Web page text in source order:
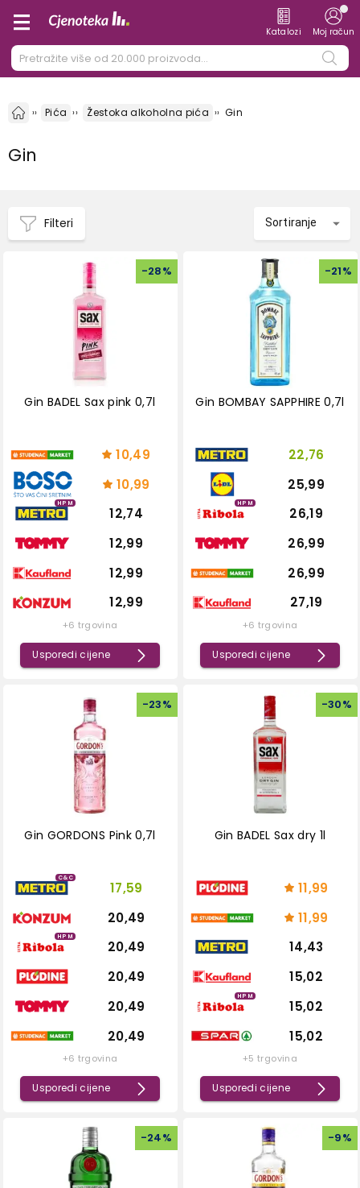
Katalozi Moj račun
Pića Žestoka alkoholna pića Gin
Gin
Filteri Sortiranje
-28%
Gin BADEL Sax pink 0,7l
10,49
10,99
HPM
12,74
12,99
12,99
12,99
+6 trgovina
Usporedi cijene
-21%
Gin BOMBAY SAPPHIRE 0,7l
22,76
25,99
HPM
26,19
26,99
26,99
27,19
+6 trgovina
Usporedi cijene
-23%
Gin GORDONS Pink 0,7l
C&C
17,59
20,49
HPM
20,49
20,49
20,49
20,49
+6 trgovina
Usporedi cijene
-30%
Gin BADEL Sax dry 1l
11,99
11,99
14,43
15,02
HPM
15,02
15,02
+5 trgovina
Usporedi cijene
-24% -9%